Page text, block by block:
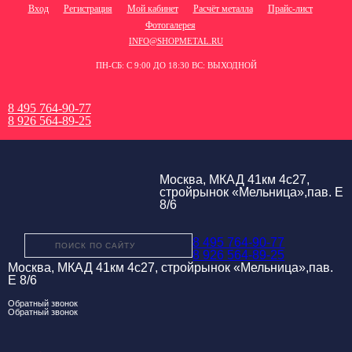
Вход Регистрация Мой кабинет Расчёт металла
Прайс-лист
Фотогалерея
INFO@SHOPMETAL.RU
ПН-СБ: С 9:00 ДО 18:30 ВС: ВЫХОДНОЙ
8 495 764-90-77
8 926 564-89-25
Москва, МКАД 41км 4с27,
стройрынок «Мельница»,пав. Е
8/6
8 495 764-90-77
8 926 564-89-25
Москва, МКАД 41км 4с27, стройрынок «Мельница»,пав.
Е 8/6
Обратный звонок
Обратный звонок